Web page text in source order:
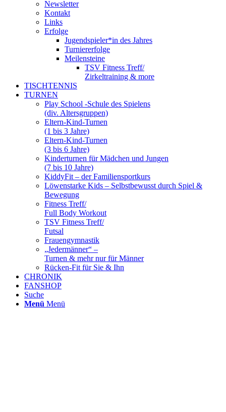
Newsletter
Kontakt
Links
Erfolge
Jugendspieler*in des Jahres
Turniererfolge
Meilensteine
TSV Fitness Treff/
Zirkeltraining & more
TISCHTENNIS
TURNEN
Play School -Schule des Spielens
(div. Altersgruppen)
Eltern-Kind-Turnen
(1 bis 3 Jahre)
Eltern-Kind-Turnen
(3 bis 6 Jahre)
Kinderturnen für Mädchen und Jungen
(7 bis 10 Jahre)
KiddyFit – der Familiensportkurs
Löwenstarke Kids – Selbstbewusst durch Spiel &
Bewegung
Fitness Treff/
Full Body Workout
TSV Fitness Treff/
Futsal
Frauengymnastik
„Jedermänner“ –
Turnen & mehr nur für Männer
Rücken-Fit für Sie & Ihn
CHRONIK
FANSHOP
Suche
Menü Menü